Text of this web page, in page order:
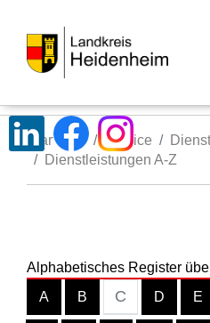
Startseite Service
Dienstleistungen A-Z
Alphabetisches Register
A
B C D E